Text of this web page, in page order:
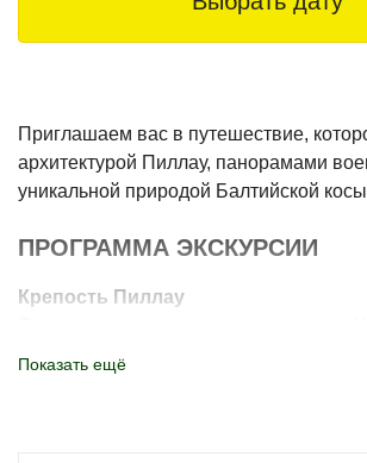
Приглашаем вас в путешествие,
архитектурой Пиллау, панорамами
уникальной природой Балтийской
ПРОГРАММА ЭКСКУРСИИ
Крепость Пиллау
Уникальность объекта в том, что он до
Показать ещё